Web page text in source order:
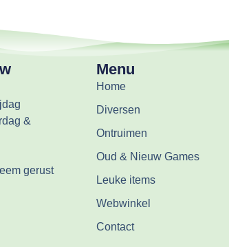
&
gerust
Menu
Home
Diversen
Ontruimen
Oud & Nieuw Games
Leuke items
Webwinkel
Contact